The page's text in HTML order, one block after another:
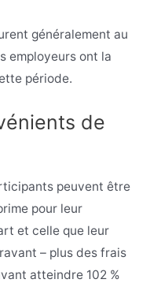
généralement au
employeurs ont la
période.
de
peuvent être
pour leur
et celle que leur
– plus des frais
atteindre 102 %